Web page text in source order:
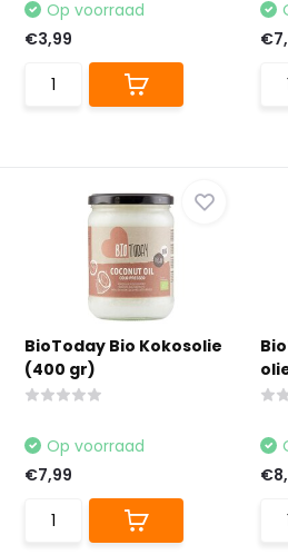
Op voorraad
€3,99
BioToday Bio Kokosolie
(400 gr)
Op voorraad
€7,99